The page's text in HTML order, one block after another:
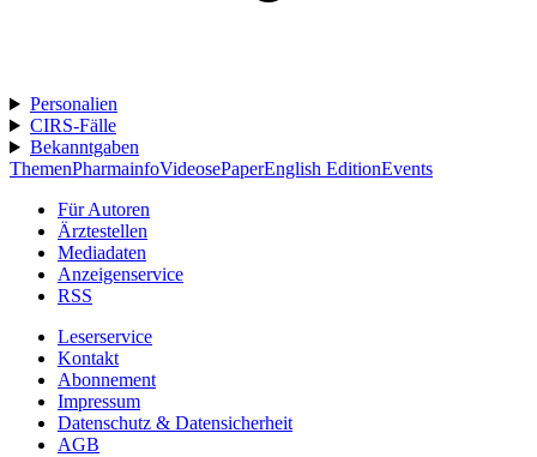
Personalien
CIRS-Fälle
Bekanntgaben
ThemenPharmainfoVideosePaperEnglish EditionEvents
Für Autoren
Ärztestellen
Mediadaten
Anzeigenservice
RSS
Leserservice
Kontakt
Abonnement
Impressum
Datenschutz & Datensicherheit
AGB